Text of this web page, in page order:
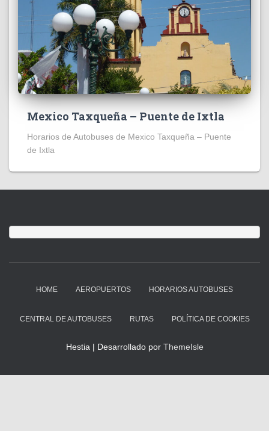
Mexico Taxqueña – Puente de Ixtla
Horarios de Autobuses de Mexico Taxqueña – Puente
de Ixtla
HOME AEROPUERTOS HORARIOS AUTOBUSES
CENTRAL DE AUTOBUSES RUTAS POLÍTICA DE COOKIES
Hestia | Desarrollado por ThemeIsle